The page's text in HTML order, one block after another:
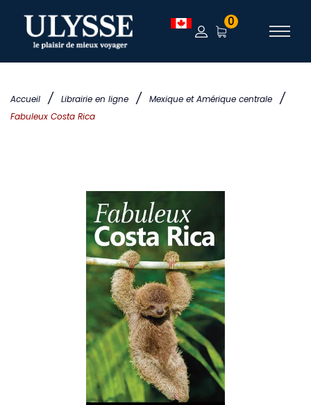
Accueil / Librairie en ligne / Mexique et Amérique centrale /
Fabuleux Costa Rica
0